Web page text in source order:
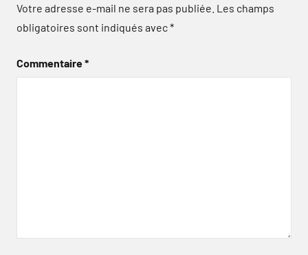
Votre adresse e-mail ne sera pas publiée. Les champs
obligatoires sont indiqués avec*
Commentaire*